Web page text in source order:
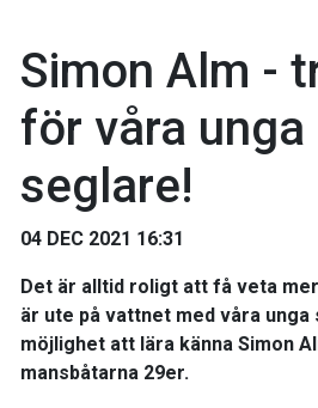
Simon Alm -
för våra unga
seglare!
04 DEC 2021 16:31
Det är alltid roligt att få veta
är ute på vattnet med våra unga
möjlighet att lära känna Simon
mansbåtarna 29er.